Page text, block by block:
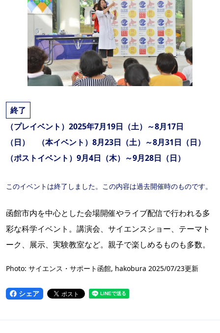
終了
（プレイベント）2025年7月19日（土）～8月17日
（日） （本イベント）8月23日（土）～8月31日（日）
（ポストイベント）9月4日（木）～9月28日（日）
このイベントは終了しました。この内容は過去開催時のものです。
函館市内を中心とした会場開催やライブ配信で行われる多
彩な科学イベント。講演会、サイエンスショー、テーマト
ーク、展示、実験教室など。親子で楽しめるものも多数。
Photo: サイエンス・サポート函館, hakobura 2025/07/23更新
シェア